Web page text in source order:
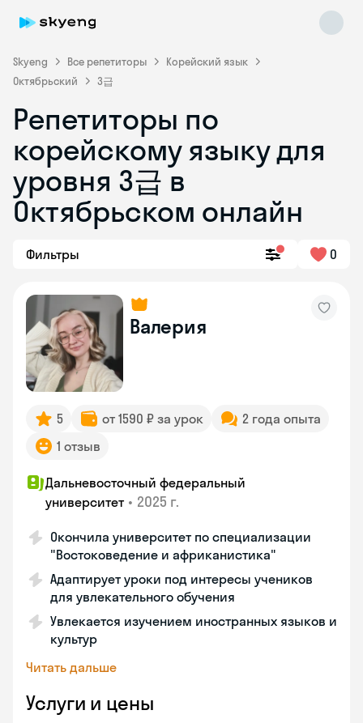
Skyeng Все репетиторы
Корейский язык
Октябрьский
3급
Репетиторы по
корейскому языку для
уровня 3급 в
Октябрьском онлайн
Фильтры 0
Валерия
5 от 1590 ₽ за урок
2 года опыта
1 отзыв
Дальневосточный федеральный
университет • 2025 г.
Окончила университет по специализации
"Востоковедение и африканистика"
Адаптирует уроки под интересы учеников
для увлекательного обучения
Увлекается изучением иностранных языков и
культур
Читать дальше
Услуги и цены
Skyeng Chat
online